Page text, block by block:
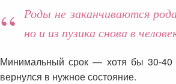
Роды не заканчиваются
но и из пузика снова в
Минимальный срок — хотя бы 30-40
вернулся в нужное состояние.